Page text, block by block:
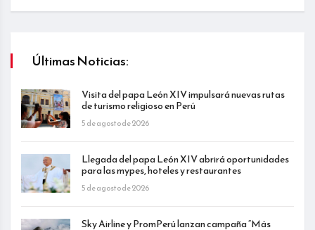
Últimas Noticias:
Visita del papa León XIV impulsará nuevas rutas
de turismo religioso en Perú
5 de agosto de 2026
Llegada del papa León XIV abrirá oportunidades
para las mypes, hoteles y restaurantes
5 de agosto de 2026
Sky Airline y PromPerú lanzan campaña “Más